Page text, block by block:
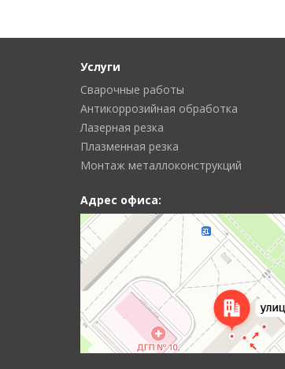
Услуги
Сварочные работы
Антикоррозийная обработка
Лазерная резка
Плазменная резка
Монтаж металлоконструкций
Адрес офиса: